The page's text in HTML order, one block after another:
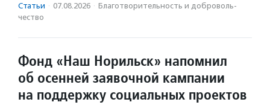
Статьи · 07.08.2026 · Благотвори­тель­ность и доброволь­
чест­во
Фонд «Наш Норильск» напомнил
об осенней заявочной кампании
на поддержку социальных проектов